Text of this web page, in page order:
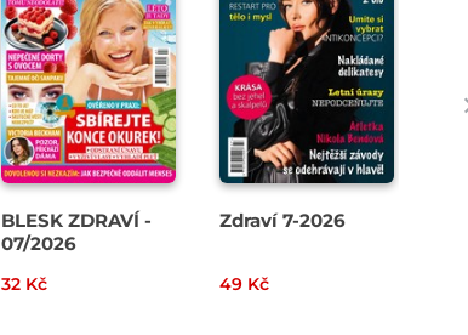
BLESK ZDRAVÍ -
07/2026
32 Kč
Zdraví 7-2026
49 Kč